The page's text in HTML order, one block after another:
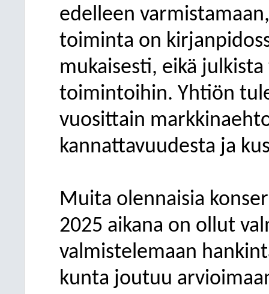
edelleen
toiminta on
mukaisesti, eikä
toimintoihin. Yhtiön
vuosittain
kannattavuudesta ja
Muita olennaisia
2025 aikana on ollut
valmistelemaan
kunta joutuu